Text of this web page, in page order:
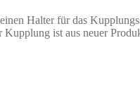
Halter für das
ist aus neuer